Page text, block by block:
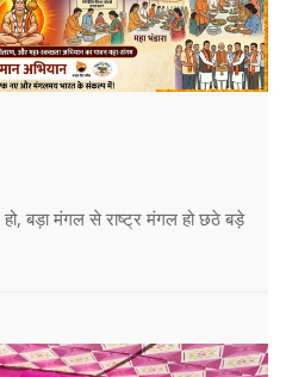
बड़ा मंगल से राष्ट्र मंगल हो छठे बड़े